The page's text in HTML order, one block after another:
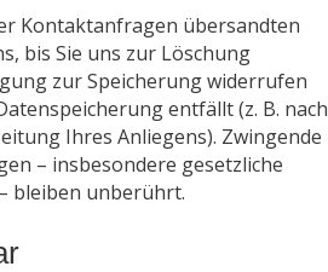
Kontaktanfragen übersandten
bis Sie uns zur Löschung
zur Speicherung widerrufen
entfällt (z. B. nach
Ihres Anliegens). Zwingende
– insbesondere gesetzliche
bleiben unberührt.